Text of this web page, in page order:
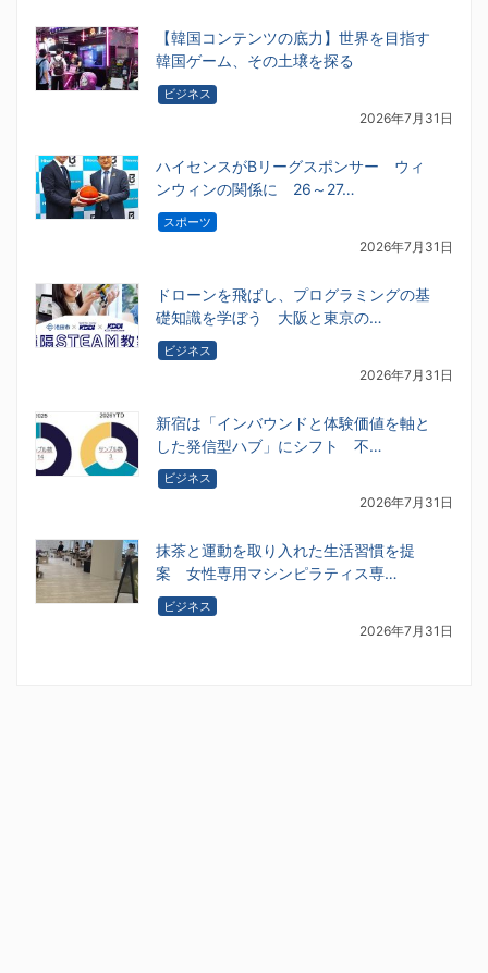
【韓国コンテンツの底力】世界を目指す
韓国ゲーム、その土壌を探る
ビジネス
2026年7月31日
ハイセンスがBリーグスポンサー ウィ
ンウィンの関係に 26～27…
スポーツ
2026年7月31日
ドローンを飛ばし、プログラミングの基
礎知識を学ぼう 大阪と東京の…
ビジネス
2026年7月31日
新宿は「インバウンドと体験価値を軸と
した発信型ハブ」にシフト 不…
ビジネス
2026年7月31日
抹茶と運動を取り入れた生活習慣を提
案 女性専用マシンピラティス専…
ビジネス
2026年7月31日